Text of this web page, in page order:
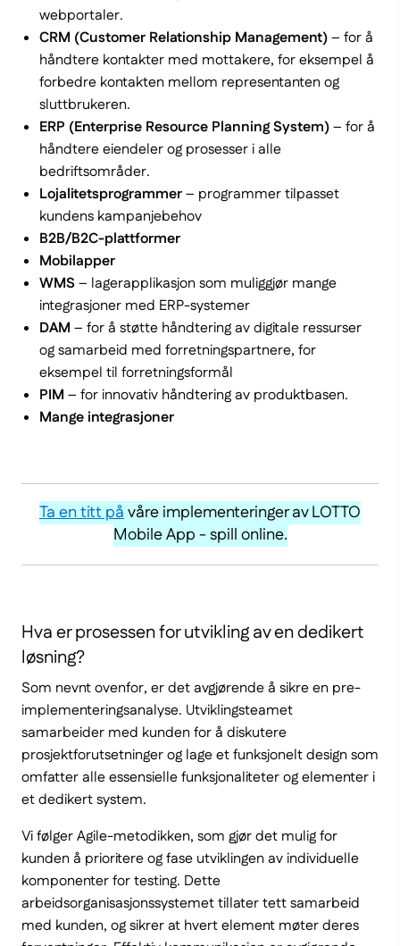
webportaler.
CRM (Customer Relationship Management)– for å
håndtere kontakter med mottakere, for eksempel å
forbedre kontakten mellom representanten og
sluttbrukeren.
ERP (Enterprise Resource Planning System)– for å
håndtere eiendeler og prosesser i alle
bedriftsområder.
Lojalitetsprogrammer– programmer tilpasset
kundens kampanjebehov
B2B/B2C-plattformer
Mobilapper
WMS– lagerapplikasjon som muliggjør mange
integrasjoner med ERP-systemer
DAM – for å støtte håndtering av digitale ressurser
og samarbeid med forretningspartnere, for
eksempel til forretningsformål
PIM – for innovativ håndtering av produktbasen.
Mange integrasjoner
Ta en titt på(Link
do
våre implementeringer av LOTTO
Mobile App - spill online.
Hva er prosessen for utvikling av en dedikert
løsning?
Som nevnt ovenfor, er det avgjørende å sikre en pre-
implementeringsanalyse. Utviklingsteamet
samarbeider med kunden for å diskutere
prosjektforutsetninger og lage et funksjonelt design som
omfatter alle essensielle funksjonaliteter og elementer i
et dedikert system.
Vi følger Agile-metodikken, som gjør det mulig for
kunden å prioritere og fase utviklingen av individuelle
komponenter for testing. Dette
arbeidsorganisasjonssystemet tillater tett samarbeid
med kunden, og sikrer at hvert element møter deres